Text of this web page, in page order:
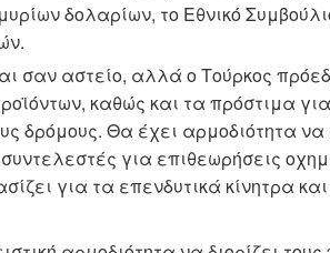
δολαρίων, το Εθνικό
σαν αστείο, αλλά ο Τούρκος
καθώς και τα πρόστιμα
δρόμους. Θα έχει αρμοδιότητα
για επιθεωρήσεις
για τα επενδυτικά κίνητρα